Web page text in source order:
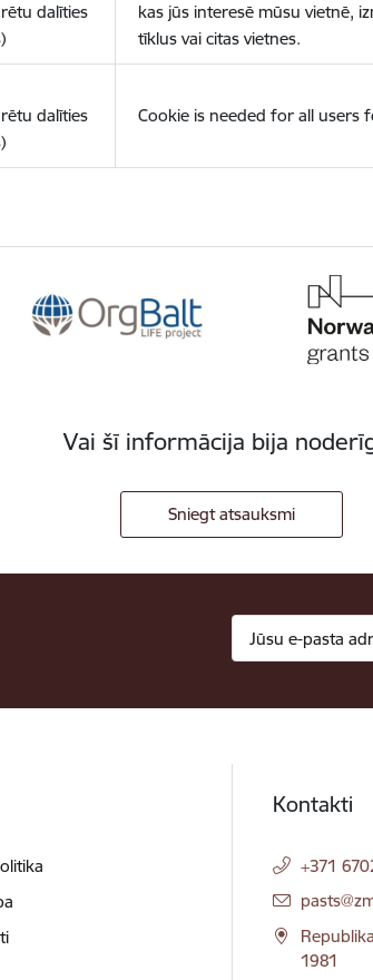
dalīties
kas jūs interesē mūsu vietnē,
tīklus vai citas vietnes.
dalīties
Cookie is needed for all users
Vai šī informācija bija
Sniegt atsauksmi
Kontakti
+371
E-pasts:
1981